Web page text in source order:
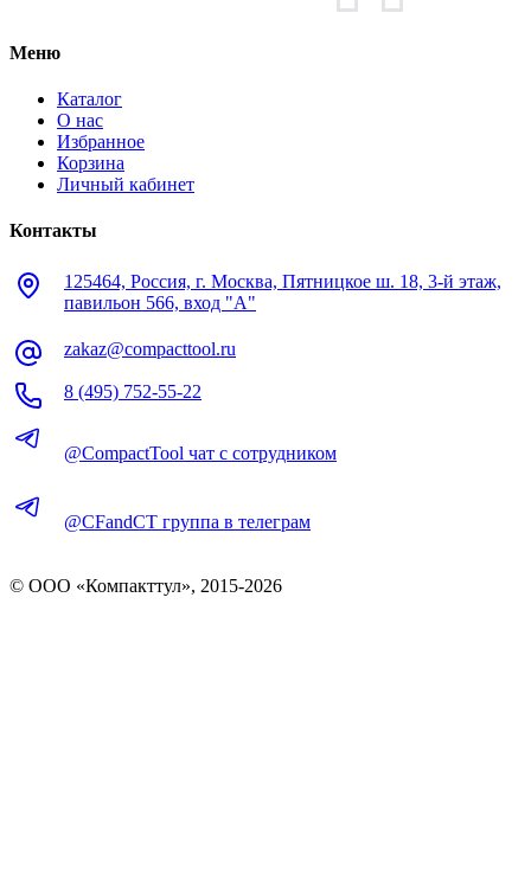
Меню
Каталог
О нас
Избранное
Корзина
Личный кабинет
Контакты
125464, Россия, г. Москва, Пятницкое ш. 18, 3-й этаж,
павильон 566, вход "А"
zakaz@compacttool.ru
8 (495) 752-55-22
@CompactTool чат с сотрудником
@CFandCT группа в телеграм
© OOO «Компакттул», 2015-2026